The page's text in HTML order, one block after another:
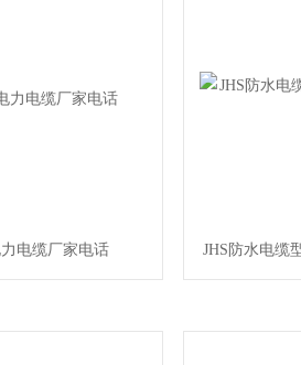
电缆厂家电话 JHS防水电缆